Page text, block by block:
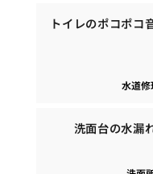
トイレのポコポコ
水道修
洗面台の水漏